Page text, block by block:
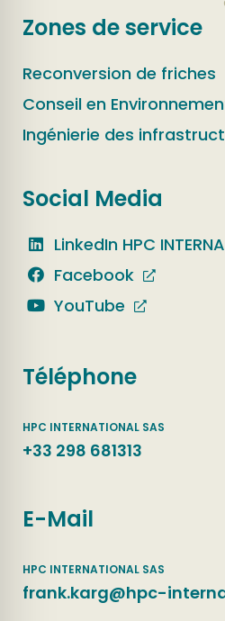
Zones de service
Reconversion de friches
Conseil en
Ingénierie des
Social Media
LinkedIn HPC
Facebook
YouTube
Téléphone
+33 298 681313
E-Mail
frank.karg@hpc-